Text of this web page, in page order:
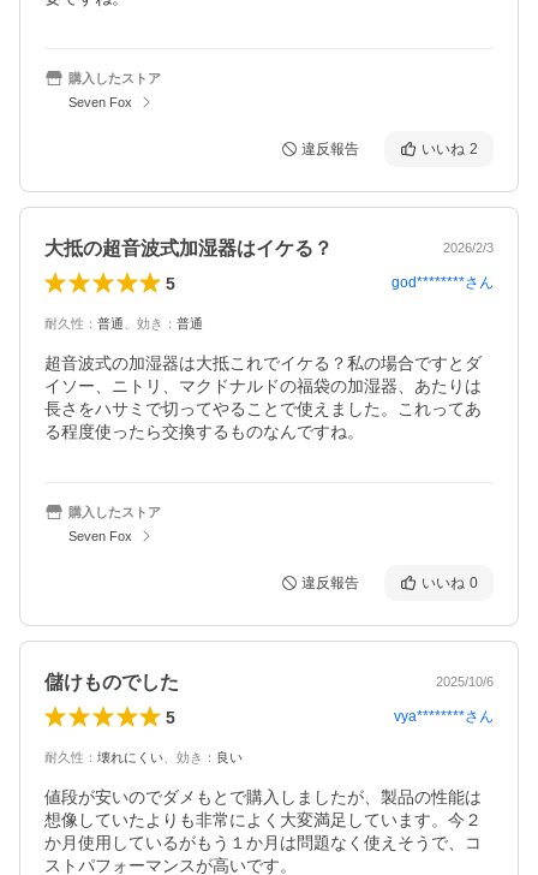
購入したストア
Seven Fox
違反報告 いいね 2
大抵の超音波式加湿器はイケる？ 2026/2/3
5 god********さん
耐久性 ： 普通 効き ： 普通
超音波式の加湿器は大抵これでイケる？私の場合ですとダ
イソー、ニトリ、マクドナルドの福袋の加湿器、あたりは
長さをハサミで切ってやることで使えました。これってあ
る程度使ったら交換するものなんですね。
購入したストア
Seven Fox
違反報告 いいね 0
儲けものでした 2025/10/6
5 vya********さん
耐久性 ： 壊れにくい 効き ： 良い
値段が安いのでダメもとで購入しましたが、製品の性能は
想像していたよりも非常によく大変満足しています。今２
か月使用しているがもう１か月は問題なく使えそうで、コ
ストパフォーマンスが高いです。